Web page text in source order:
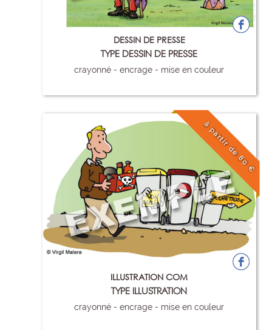
DESSIN DE PRESSE
TYPE DESSIN DE PRESSE
crayonné - encrage - mise en couleur
à partir de 80 €
ILLUSTRATION COM
TYPE ILLUSTRATION
crayonné - encrage - mise en couleur